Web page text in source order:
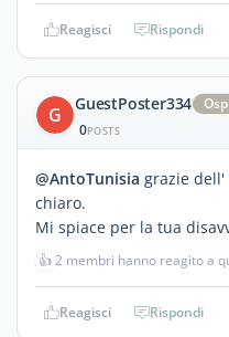
Reagisci Rispondi
G GuestPoster334
0POSTS
@AntoTunisia grazie
chiaro.
Mi spiace per la tua
👍2 membri hanno reagito a
Reagisci Rispondi